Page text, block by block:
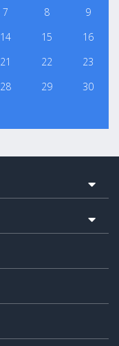
7 8
9
14 15
16
21 22
23
28 29
30